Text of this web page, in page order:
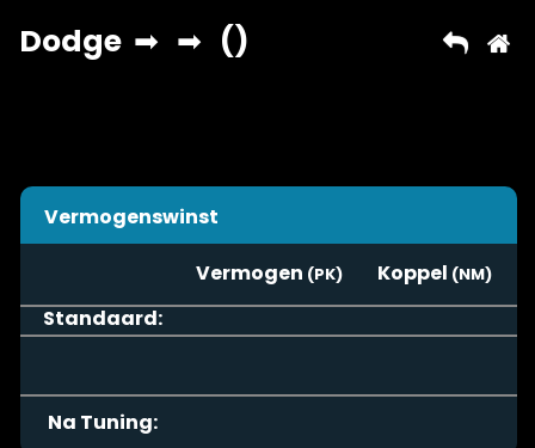
Vermogenswinst
Vermogen
Koppel
Standaard:
Na Tuning: